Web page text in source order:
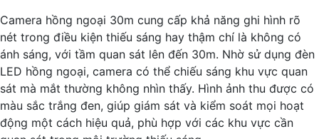
Camera hồng ngoại 30m cung cấp khả năng ghi hình rõ
nét trong điều kiện thiếu sáng hay thậm chí là không có
ánh sáng, với tầm quan sát lên đến 30m. Nhờ sử dụng đèn
LED hồng ngoại, camera có thể chiếu sáng khu vực quan
sát mà mắt thường không nhìn thấy. Hình ảnh thu được có
màu sắc trắng đen, giúp giám sát và kiểm soát mọi hoạt
động một cách hiệu quả, phù hợp với các khu vực cần